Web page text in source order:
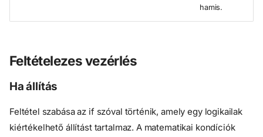
hamis.
Feltételezes vezérlés
Ha állítás
Feltétel szabása az if szóval történik, amely egy logikailak
kiértékelhető állítást tartalmaz. A matematikai kondíciók